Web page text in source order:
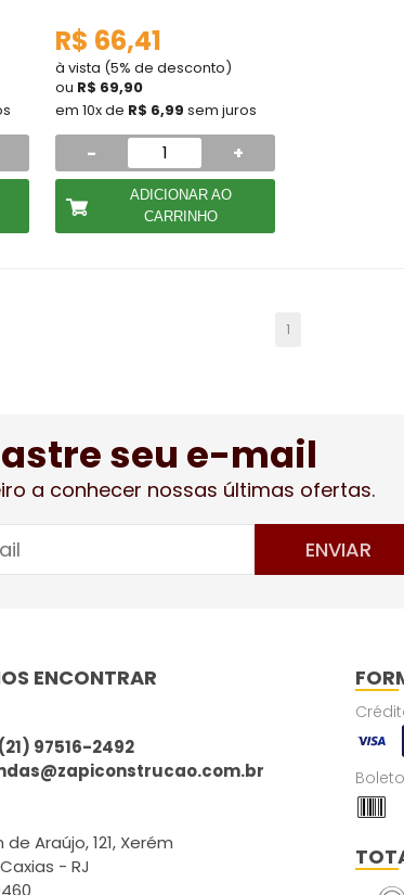
R$ 66,41
à vista (5% de desconto)
ou R$ 69,90
em 10x de R$ 6,99 sem juros
- +
ADICIONAR AO
CARRINHO
1
seu e-mail
a conhecer nossas últimas ofertas.
ENVIAR
ENCONTRAR
(21) 97516-2492
de Araújo, 121, Xerém
- RJ
Boleto